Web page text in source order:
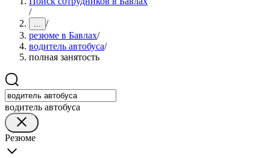
/
... /
резюме в Бавлах/
водитель автобуса/
полная занятость
водитель автобуса
Резюме